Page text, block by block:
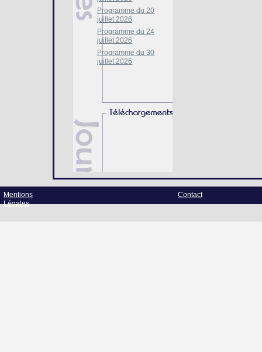
Programme du 20
juillet 2026
Programme du 24
juillet 2026
Programme du 30
juillet 2026
Mentions
Légales
Contact